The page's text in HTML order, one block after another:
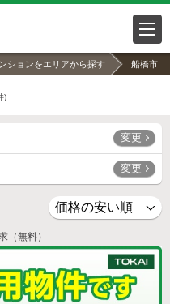
ションをエリアから探す 船橋市
)
変更
変更
（無料）